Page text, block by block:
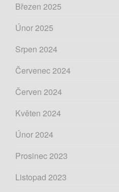
Březen 2025
Únor 2025
Srpen 2024
Červenec 2024
Červen 2024
Květen 2024
Únor 2024
Prosinec 2023
Listopad 2023